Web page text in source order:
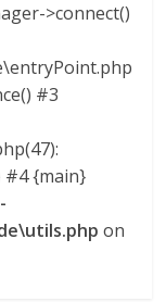
>connect()
#3
#4 {main}
on